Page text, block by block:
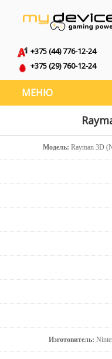
+375 (44) 776-12-24
+375 (29) 760-12-24
МЕНЮ
Модель: Rayman 3D
Изготовитель: